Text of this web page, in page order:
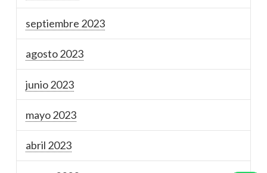
septiembre 2023
agosto 2023
junio 2023
mayo 2023
abril 2023